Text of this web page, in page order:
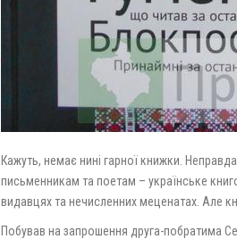
Кажуть, немає нині гарної книжки.
письменникам та поетам – українське
видавцях та нечисленних меценатах. Але
Побував на запрошення друга-побратима